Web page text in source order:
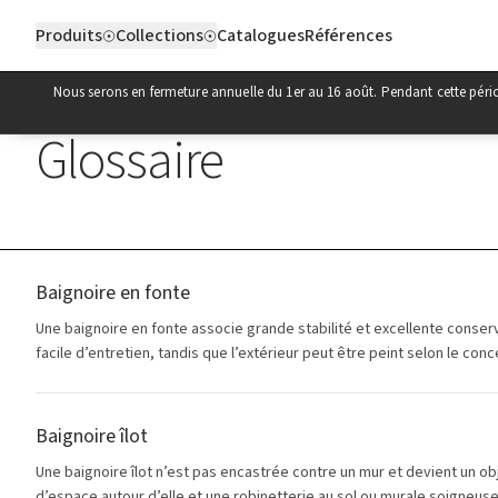
Nous serons en fermeture annuelle du 1er au 16 août. Pendant cette
Produits Collections CataloguesRéférences
Glossaire
Baignoire en fonte
Une baignoire en fonte associe grande stabilité et excellente
facile d’entretien, tandis que l’extérieur peut être peint selon le
Baignoire îlot
Une baignoire îlot n’est pas encastrée contre un mur et devient un